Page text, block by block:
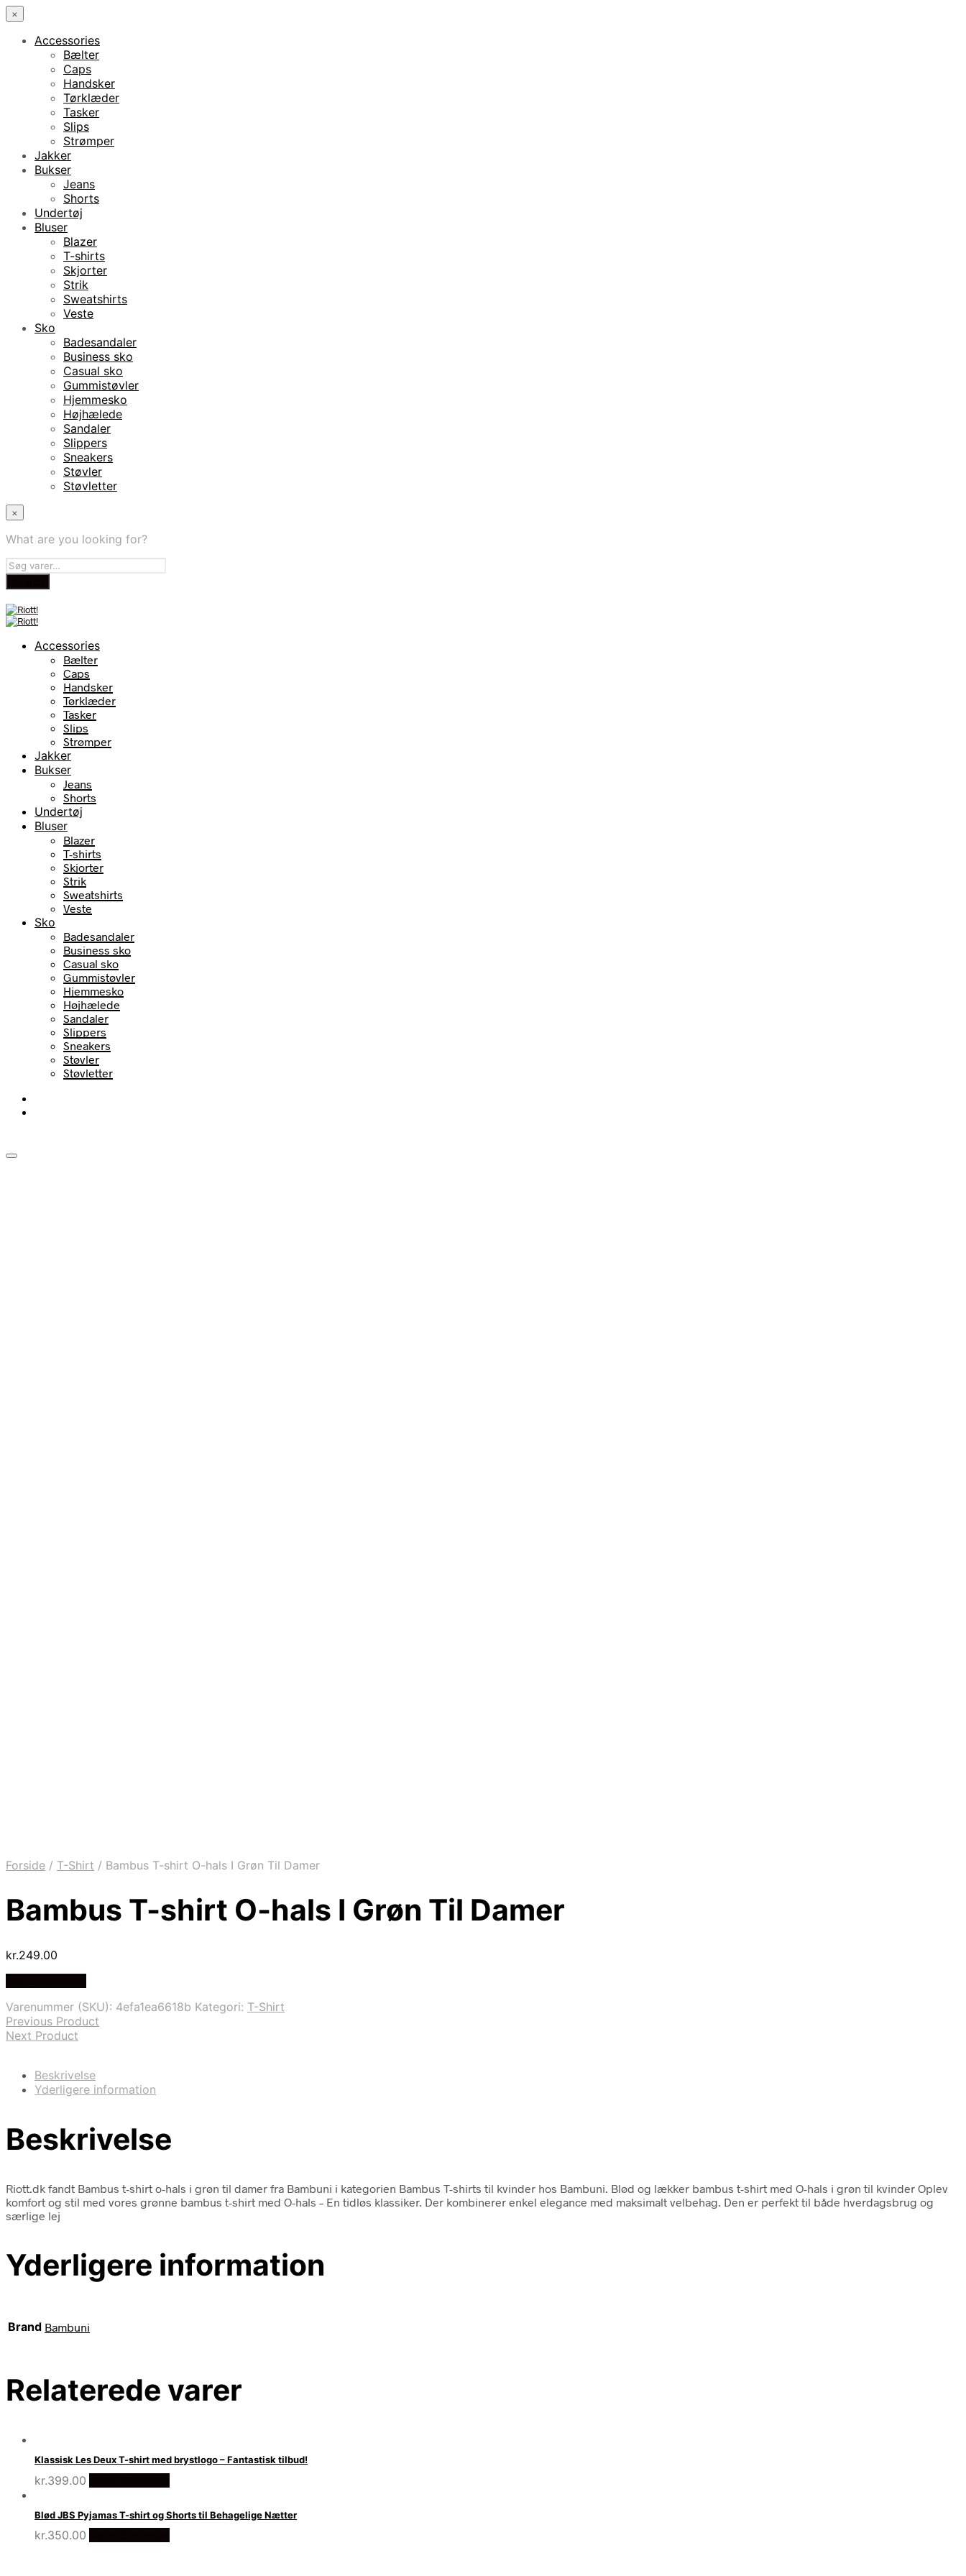
×
Accessories
Bælter
Caps
Handsker
Tørklæder
Tasker
Slips
Strømper
Jakker
Bukser
Jeans
Shorts
Undertøj
Bluser
Blazer
T-shirts
Skjorter
Strik
Sweatshirts
Veste
Sko
Badesandaler
Business sko
Casual sko
Gummistøvler
Hjemmesko
Højhælede
Sandaler
Slippers
Sneakers
Støvler
Støvletter
×
What are you looking for?
Accessories
Bælter
Caps
Handsker
Tørklæder
Tasker
Slips
Strømper
Jakker
Bukser
Jeans
Shorts
Undertøj
Bluser
Blazer
T-shirts
Skjorter
Strik
Sweatshirts
Veste
Sko
Badesandaler
Business sko
Casual sko
Gummistøvler
Hjemmesko
Højhælede
Sandaler
Slippers
Sneakers
Støvler
Støvletter
Forside / T-Shirt / Bambus T-shirt O-hals I Grøn Til Damer
Bambus T-shirt O-hals I Grøn Til Damer
kr.249.00
Varenummer (SKU): 4efa1ea6618b Kategori: T-Shirt
Previous Product
Next Product
Beskrivelse
Yderligere information
Beskrivelse
Riott.dk fandt Bambus t-shirt o-hals i grøn til damer fra Bambuni i kategorien Bambus T-shirts til kvinder hos Bambuni. Blød og lækker bambus t-shirt med O-hals i grøn til kvinder Oplev
komfort og stil med vores grønne bambus t-shirt med O-hals – En tidløs klassiker. Der kombinerer enkel elegance med maksimalt velbehag. Den er perfekt til både hverdagsbrug og
særlige lej
Yderligere information
Brand Bambuni
Relaterede varer
Klassisk Les Deux T-shirt med brystlogo – Fantastisk tilbud!
kr.399.00
Blød JBS Pyjamas T-shirt og Shorts til Behagelige Nætter
kr.350.00